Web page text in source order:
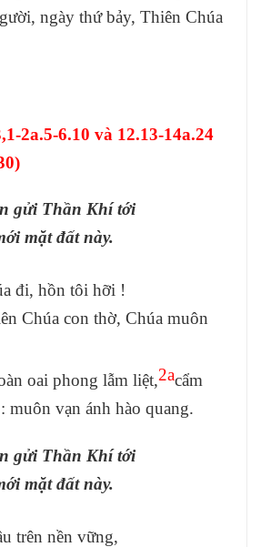
ngày thứ bảy, Thiên Chúa
2a.5-6.10 và 12.13-14a.24
gửi Thần Khí tới
mặt đất này.
đi, hồn tôi hỡi !
Chúa con thờ, Chúa muôn
oai phong lẫm liệt,2acẩm
muôn vạn ánh hào quang.
gửi Thần Khí tới
mặt đất này.
trên nền vững,